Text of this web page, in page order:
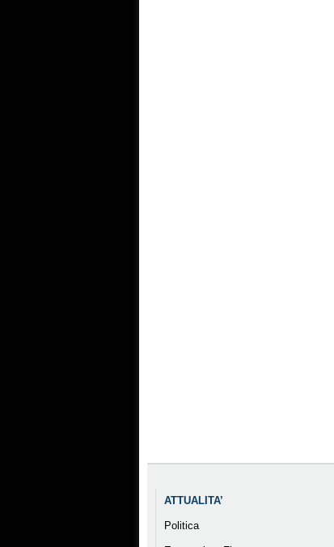
ATTUALITA’
Politica